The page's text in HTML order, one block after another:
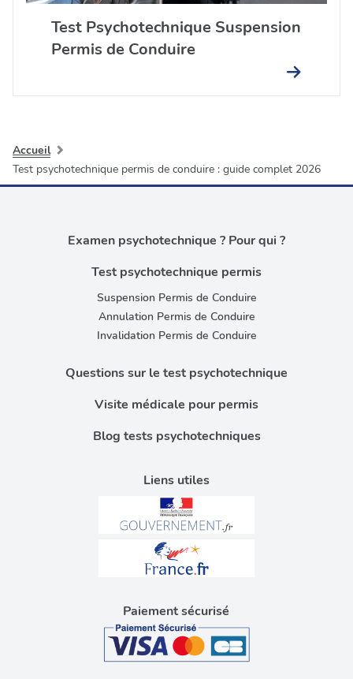
Accueil
Test psychotechnique permis de conduire : guide complet 2026
Test Psychotechnique Suspension
Permis de Conduire
Liens utiles
Examen psychotechnique ? Pour qui ?
Test psychotechnique permis
Suspension Permis de Conduire
Annulation Permis de Conduire
Invalidation Permis de Conduire
Questions sur le test psychotechnique
Visite médicale pour permis
Blog tests psychotechniques
Paiement sécurisé